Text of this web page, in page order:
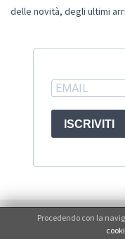
Domande Comuni
Ritiro merce in sede
ACCOUNT
©
delle novità, degli ultimi
ISCRIVITI
Procedendo con la